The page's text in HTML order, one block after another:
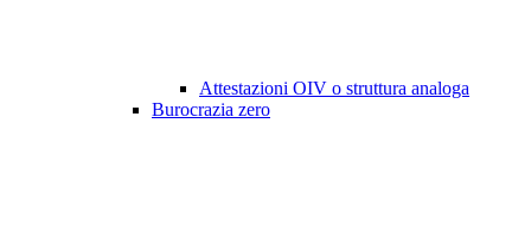
Attestazioni OIV o struttura analoga
Burocrazia zero